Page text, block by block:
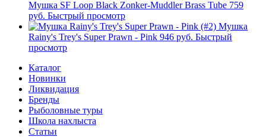
Мушка SF Loop Black Zonker-Muddler Brass Tube 759
руб. Быстрый просмотр
Мушка
Rainy's Trey's Super Prawn - Pink 946 руб. Быстрый
просмотр
Каталог
Новинки
Ликвидация
Бренды
Рыболовные туры
Школа нахлыста
Статьи